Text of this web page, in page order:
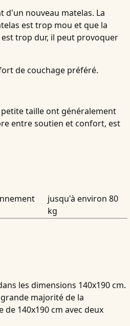
d'un nouveau matelas. La
est trop mou et que la
trop dur, il peut provoquer
de couchage préféré.
taille ont généralement
entre soutien et confort, est
jusqu'à environ 80
kg
les dimensions 140x190 cm.
majorité de la
140x190 cm avec deux